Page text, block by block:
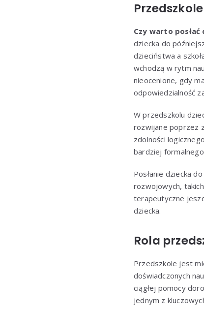
Czy warto
dziecka do
dzieciństwa a
wchodzą w rytm
nieocenione, gdy
odpowiedzialność
W przedszkolu
rozwijane poprzez
zdolności
bardziej
Posłanie dziecka
rozwojowych,
terapeutyczne
dziecka.
Rola
Przedszkole jest
doświadczonych
ciągłej pomocy
jednym z